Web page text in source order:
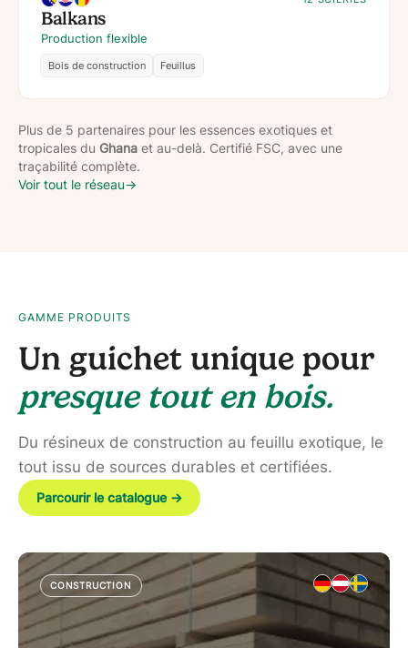
Balkans
Production flexible
Bois de construction Feuillus
Plus de 5 partenaires pour les essences exotiques et
tropicales du Ghana et au-delà. Certifié FSC, avec une
traçabilité complète.
Voir tout le réseau→
GAMME PRODUITS
Un guichet unique pour
presque tout en bois.
Du résineux de construction au feuillu exotique, le
tout issu de sources durables et certifiées.
Parcourir le catalogue →
CONSTRUCTION